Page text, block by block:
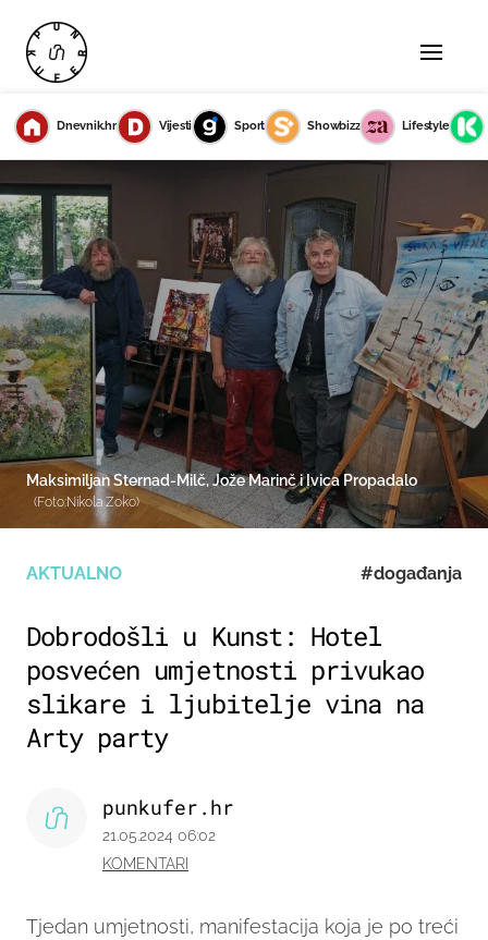
Dnevnik.hr Vijesti Sport Showbizz Lifestyle
AKTUALNO #događanja
Dobrodošli u Kunst: Hotel
posvećen umjetnosti privukao
slikare i ljubitelje vina na
Arty party
Tjedan umjetnosti, manifestacija koja je po treći
punkufer.hr
21.05.2024 06:02
KOMENTARI
Maksimiljan Sternad-Milč, Jože Marinč i Ivica Propadalo
(Foto:Nikola Zoko)